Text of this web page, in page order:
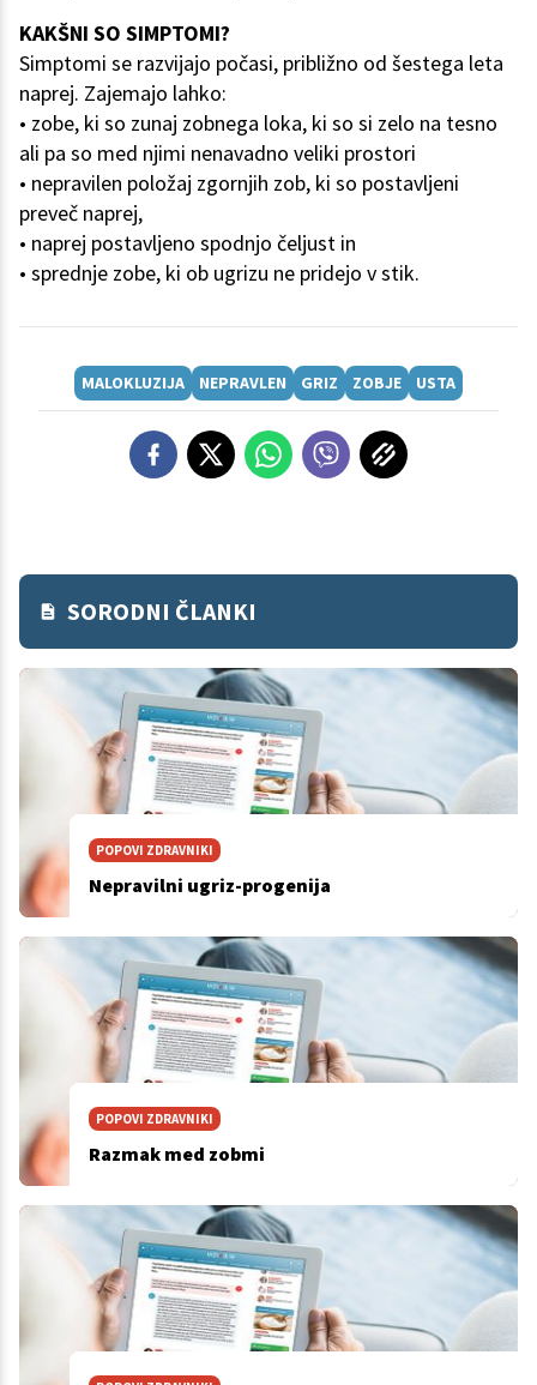
KAKŠNI SO SIMPTOMI?
Simptomi se razvijajo počasi, približno od šestega leta
naprej. Zajemajo lahko:
• zobe, ki so zunaj zobnega loka, ki so si zelo na tesno
ali pa so med njimi nenavadno veliki prostori
• nepravilen položaj zgornjih zob, ki so postavljeni
preveč naprej,
• naprej postavljeno spodnjo čeljust in
• sprednje zobe, ki ob ugrizu ne pridejo v stik.
MALOKLUZIJA NEPRAVLEN GRIZ ZOBJE USTA
SORODNI ČLANKI
POPOVI ZDRAVNIKI
Nepravilni ugriz-progenija
POPOVI ZDRAVNIKI
Razmak med zobmi